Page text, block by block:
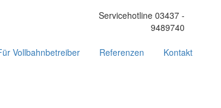
Servicehotline 03437 -
9489740
Vollbahnbetreiber Referenzen Kontakt